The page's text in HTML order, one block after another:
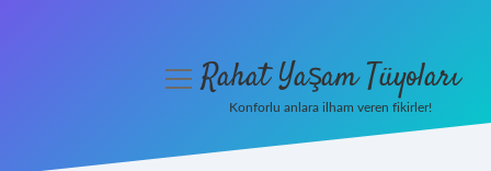
menüyüRahat Yaşam Tüyoları
Konforlu anlara ilham veren fikirler!